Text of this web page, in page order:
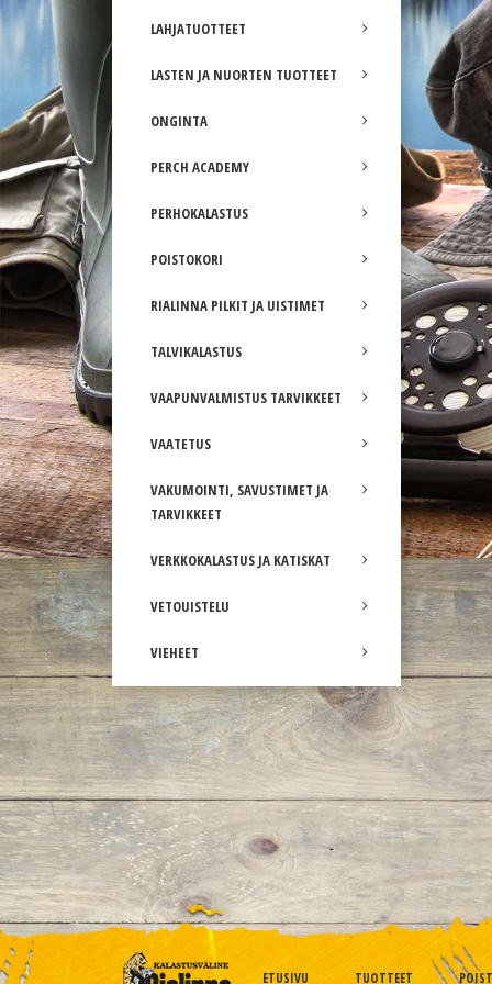
LAHJATUOTTEET
LASTEN JA NUORTEN TUOTTEET
ONGINTA
PERCH ACADEMY
PERHOKALASTUS
POISTOKORI
RIALINNA PILKIT JA UISTIMET
TALVIKALASTUS
VAAPUNVALMISTUS TARVIKKEET
VAATETUS
VAKUMOINTI, SAVUSTIMET JA
TARVIKKEET
VERKKOKALASTUS JA KATISKAT
VETOUISTELU
VIEHEET
ETUSIVU TUOTTEET